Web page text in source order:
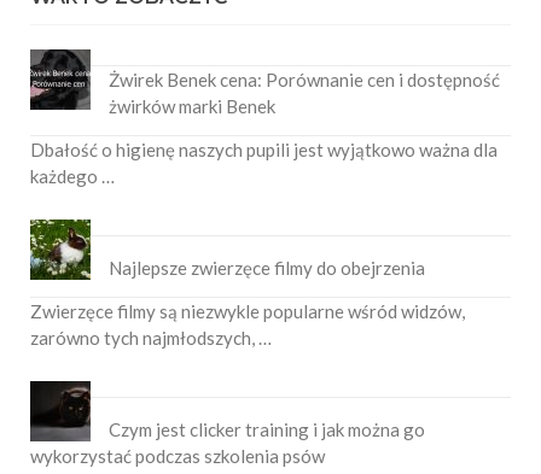
Żwirek Benek cena: Porównanie cen i dostępność
żwirków marki Benek
Dbałość o higienę naszych pupili jest wyjątkowo ważna dla
każdego …
Najlepsze zwierzęce filmy do obejrzenia
Zwierzęce filmy są niezwykle popularne wśród widzów,
zarówno tych najmłodszych, …
Czym jest clicker training i jak można go
wykorzystać podczas szkolenia psów